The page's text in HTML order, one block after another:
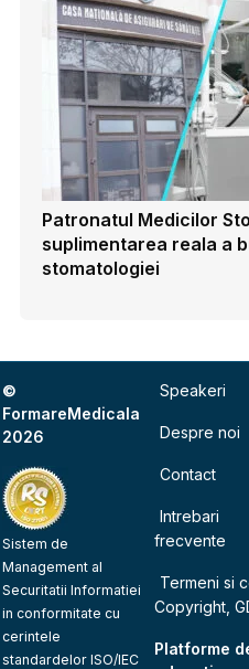
Patronatul Medicilor
suplimentarea reala a
stomatologiei
©
FormareMedicala
2026
Sistem de
Management al
Securitatii Informatiei
in conformitate cu
cerintele
standardelor ISO/IEC
Speakeri
Despre noi
Contact
Intrebari
frecvente
Termeni si
Copyright,
Platforme